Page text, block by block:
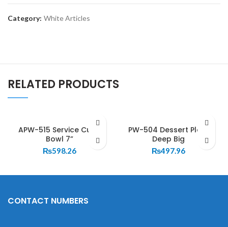
Category: White Articles
RELATED PRODUCTS
APW-515 Service Curry
Bowl 7”
₨598.26
PW-504 Dessert Plate
Deep Big
₨497.96
CONTACT NUMBERS